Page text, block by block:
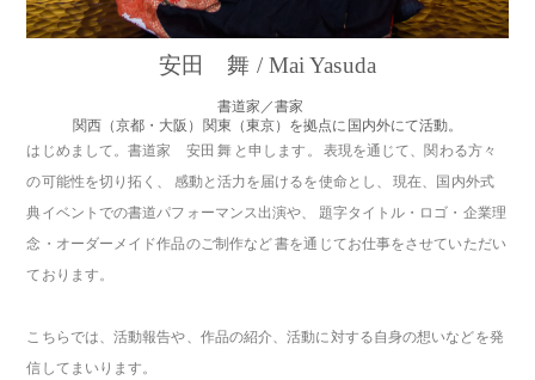
安田 舞 / Mai Yasuda
書道家／書家
関西（京都・大阪）関東（東京）を拠点に国内外にて活動。
はじめまして。書道家 安田 舞 と申します。 表現を通じて、関わる方々
の可能性を切り拓く、 感動と活力を届けるを使命とし、 現在、国内外式
典イベントでの書道パフォーマンス出演や、 題字タイトル・ロゴ・企業理
念・オーダーメイド作品のご制作など 書を通じてお仕事をさせていただい
ております。
こちらでは、活動報告や、作品の紹介、活動に対する自身の想いなどを発
信してまいります。